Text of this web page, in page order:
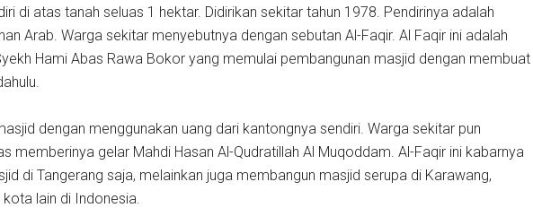
di atas tanah seluas 1 hektar. Didirikan sekitar tahun 1978. Pendirinya adalah
Arab. Warga sekitar menyebutnya dengan sebutan Al-Faqir. Al Faqir ini adalah
Hami Abas Rawa Bokor yang memulai pembangunan masjid dengan membuat
dengan menggunakan uang dari kantongnya sendiri. Warga sekitar pun
memberinya gelar Mahdi Hasan Al-Qudratillah Al Muqoddam. Al-Faqir ini kabarnya
di Tangerang saja, melainkan juga membangun masjid serupa di Karawang,
lain di Indonesia.